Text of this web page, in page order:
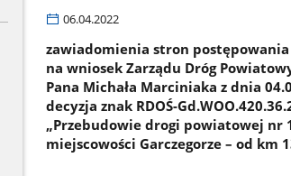
06.04.2022
zawiadomienia stron postępowania
na wniosek Zarządu Dróg
Pana Michała Marciniaka z dnia
decyzja znak RDOŚ-
„Przebudowie drogi powiatowej nr
miejscowości Garczegorze – od km